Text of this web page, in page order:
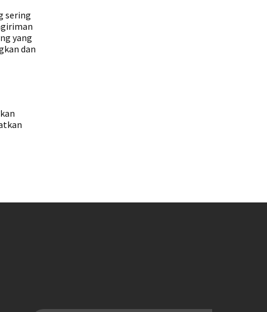
sering
yang
dan